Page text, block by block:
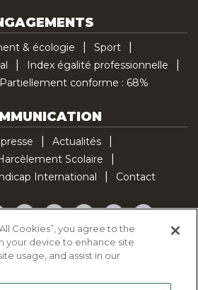
& écologie
Sport
Index égalité professionnelle
conforme : 68%
Actualités
Scolaire
International
Contact
TwitterYouTubePinterestInstagramLinkedInTikTok
d'utilisation des cookies
de confidentialité
légales
Cookies”, you agree to the
your device to enhance site
usage, and assist in our